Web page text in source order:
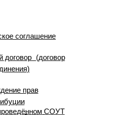
соглашение
договор (договор
прав
СОУТ